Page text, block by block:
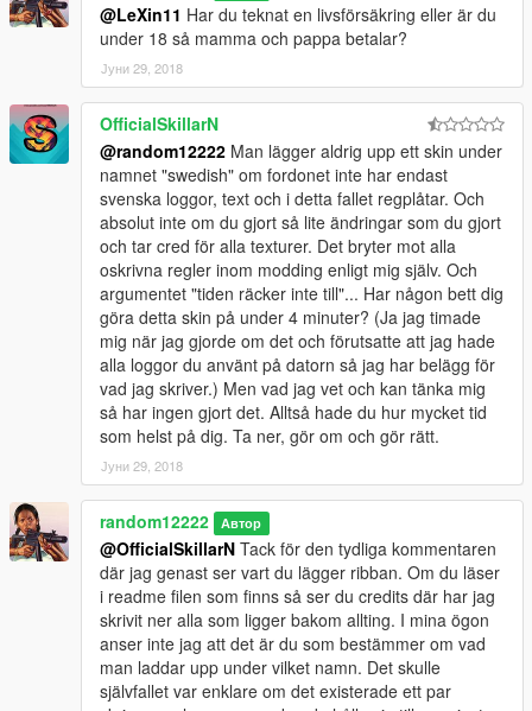
@LeXin11 Har du teknat en livsförsäkring eller är du
under 18 så mamma och pappa betalar?
Јуни 29, 2018
OfficialSkillarN
@random12222 Man lägger aldrig upp ett skin under
namnet "swedish" om fordonet inte har endast
svenska loggor, text och i detta fallet regplåtar. Och
absolut inte om du gjort så lite ändringar som du gjort
och tar cred för alla texturer. Det bryter mot alla
oskrivna regler inom modding enligt mig själv. Och
argumentet "tiden räcker inte till"... Har någon bett dig
göra detta skin på under 4 minuter? (Ja jag timade
mig när jag gjorde om det och förutsatte att jag hade
alla loggor du använt på datorn så jag har belägg för
vad jag skriver.) Men vad jag vet och kan tänka mig
så har ingen gjort det. Alltså hade du hur mycket tid
som helst på dig. Ta ner, gör om och gör rätt.
Јуни 29, 2018
random12222 Автор
@OfficialSkillarN Tack för den tydliga kommentaren
där jag genast ser vart du lägger ribban. Om du läser
i readme filen som finns så ser du credits där har jag
skrivit ner alla som ligger bakom allting. I mina ögon
anser inte jag att det är du som bestämmer om vad
man laddar upp under vilket namn. Det skulle
självfallet var enklare om det existerade ett par